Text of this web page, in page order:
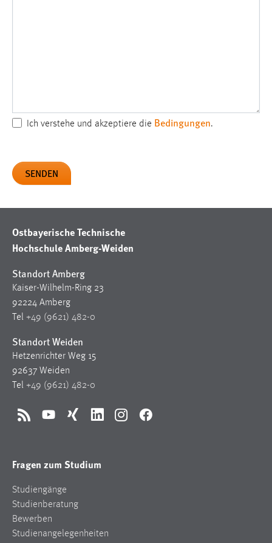
Ich verstehe und akzeptiere die Bedingungen.
Ostbayerische Technische
Hochschule Amberg-Weiden
Standort Amberg
Kaiser-Wilhelm-Ring 23
92224 Amberg
Tel +49 (9621) 482-0
Standort Weiden
Hetzenrichter Weg 15
92637 Weiden
Tel +49 (9621) 482-0
RSS YouTubeXing LinkedInInstagramFacebook
Fragen zum Studium
Studiengänge
Studienberatung
Bewerben
Studienangelegenheiten